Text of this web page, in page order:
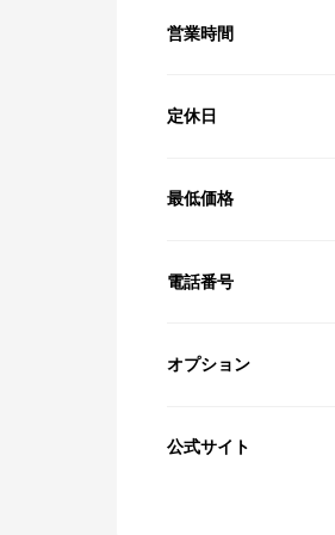
営業時間
定休日
最低価格
電話番号
オプション
公式サイト